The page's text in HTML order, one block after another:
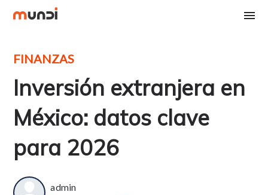
FINANZAS
Inversión extranjera en
México: datos clave
para 2026
admin